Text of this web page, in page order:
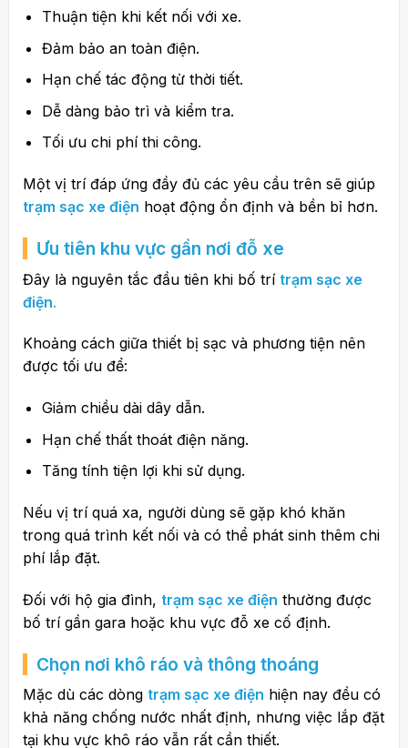
Thuận tiện khi kết nối với xe.
Đảm bảo an toàn điện.
Hạn chế tác động từ thời tiết.
Dễ dàng bảo trì và kiểm tra.
Tối ưu chi phí thi công.
Một vị trí đáp ứng đầy đủ các yêu cầu trên sẽ giúp
trạm sạc xe điện hoạt động ổn định và bền bỉ hơn.
Ưu tiên khu vực gần nơi đỗ xe
Đây là nguyên tắc đầu tiên khi bố trí trạm sạc xe
điện.
Khoảng cách giữa thiết bị sạc và phương tiện nên
được tối ưu để:
Giảm chiều dài dây dẫn.
Hạn chế thất thoát điện năng.
Tăng tính tiện lợi khi sử dụng.
Nếu vị trí quá xa, người dùng sẽ gặp khó khăn
trong quá trình kết nối và có thể phát sinh thêm chi
phí lắp đặt.
Đối với hộ gia đình, trạm sạc xe điện thường được
bố trí gần gara hoặc khu vực đỗ xe cố định.
Chọn nơi khô ráo và thông thoáng
Mặc dù các dòng trạm sạc xe điện hiện nay đều có
khả năng chống nước nhất định, nhưng việc lắp đặt
tại khu vực khô ráo vẫn rất cần thiết.